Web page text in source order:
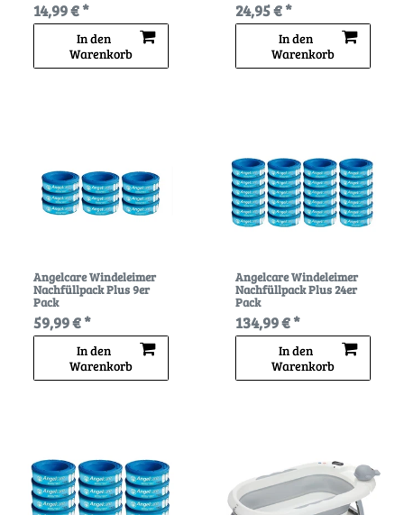
14,99 € *
In den
Warenkorb
24,95 € *
In den
Warenkorb
Angelcare Windeleimer
Nachfüllpack Plus 9er
Pack
59,99 € *
In den
Warenkorb
Angelcare Windeleimer
Nachfüllpack Plus 24er
Pack
134,99 € *
In den
Warenkorb